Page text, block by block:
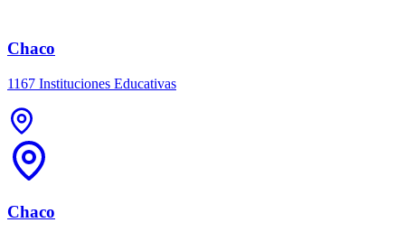
Chaco
1167 Instituciones Educativas
Chaco